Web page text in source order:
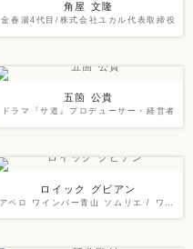
角屋 文隆
金春湯4代目/株式会社ユカル代表取締役
五箇 公貴
ドラマ『サ道』プロデューサー・経営者
ロイック グビアン